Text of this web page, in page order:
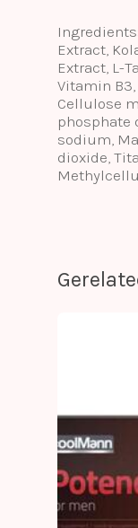
Extract,
Extract, L-
Vitamin
Cellulose
phosphate
sodium,
dioxide,